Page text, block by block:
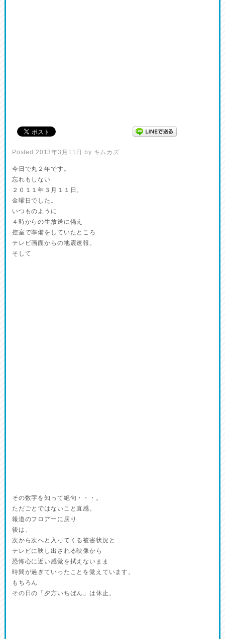
Posted 2013年3月11日 by キムカズ
今日で丸２年です。
忘れもしない
２０１１年３月１１日。
金曜日でした。
いつものように
４時からの生放送に備え
控室で準備をしていたところ
テレビ画面からの地震速報。
そして
その数字を知って絶句・・・。
ただごとではないこと直感。
報道のフロアーに戻り
後は、
次から次へと入ってくる被害状況と
テレビに映し出される映像から
恐怖心に近い感覚を拭えないまま
時間が過ぎていったことを覚えています。
もちろん
その日の「夕方いちばん」は休止。